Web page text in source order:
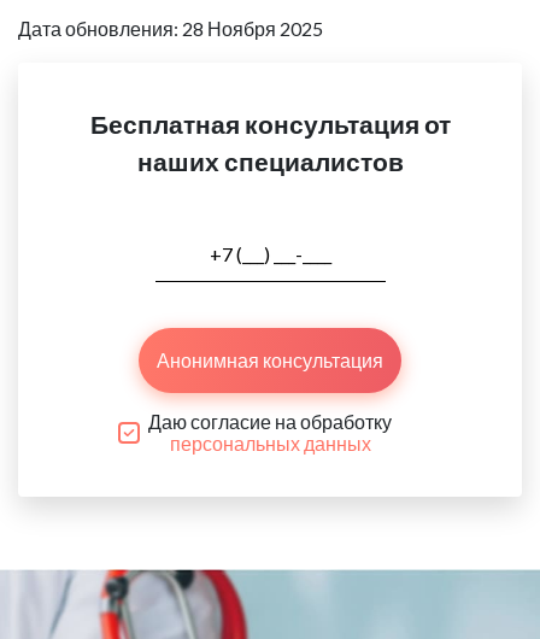
Дата обновления: 28 Ноября 2025
Бесплатная консультация от
наших специалистов
Анонимная консультация
Даю согласие на обработку
персональных данных